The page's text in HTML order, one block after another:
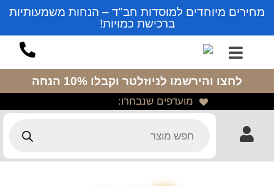
מחירים מיוחדים למוסדות חב"ד – הנחות משמעותיות
ברכישת כמויות!
לחצו והירשמו לניוזלטר וקבלו 10% הנחה
מועדפים שנבחרו: